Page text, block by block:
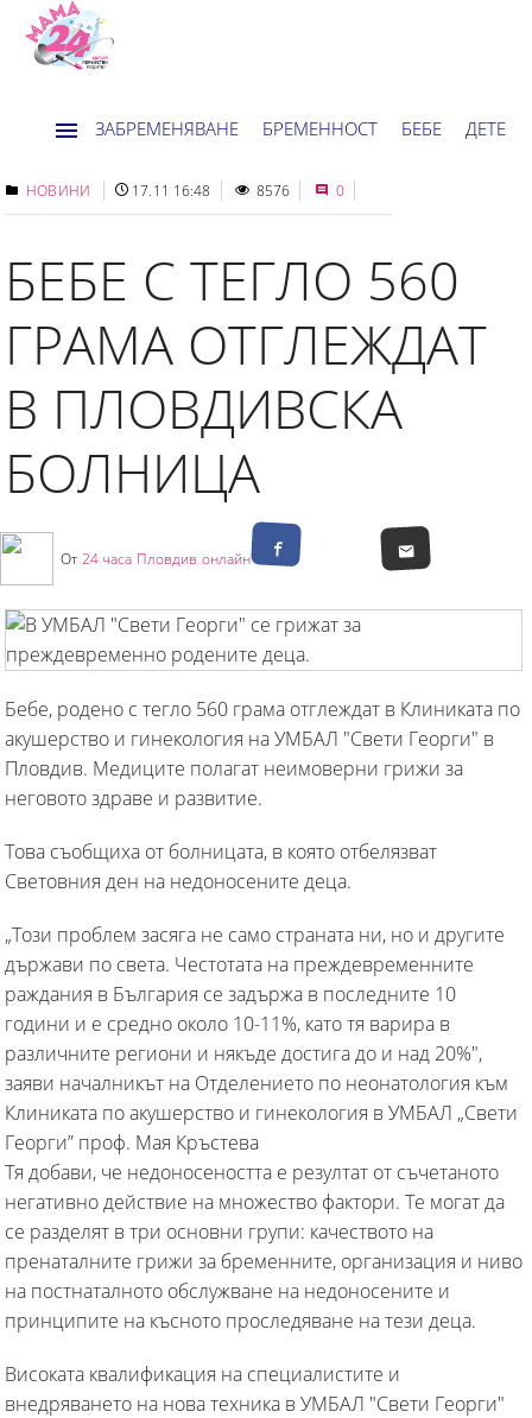
ЗАБРЕМЕНЯВАНЕ БРЕМЕННОСТ БЕБЕ ДЕТЕ
ДОМ НОВИНИ ХОРОСКОП
НОВИНИ 17.11 16:48 8576 0
БЕБЕ С ТЕГЛО 560
ГРАМА ОТГЛЕЖДАТ
В ПЛОВДИВСКА
БОЛНИЦА
От 24 часа Пловдив онлайн
Бебе, родено с тегло 560 грама отглеждат в Клиниката по
акушерство и гинекология на УМБАЛ "Свети Георги" в
Пловдив. Медиците полагат неимоверни грижи за
неговото здраве и развитие.
Това съобщиха от болницата, в която отбелязват
Световния ден на недоносените деца.
„Този проблем засяга не само страната ни, но и другите
държави по света. Честотата на преждевременните
раждания в България се задържа в последните 10
години и е средно около 10-11%, като тя варира в
различните региони и някъде достига до и над 20%",
заяви началникът на Отделението по неонатология към
Клиниката по акушерство и гинекология в УМБАЛ „Свети
Георги” проф. Мая Кръстева
Тя добави, че недоносеността е резултат от съчетаното
негативно действие на множество фактори. Те могат да
се разделят в три основни групи: качеството на
пренаталните грижи за бременните, организация и ниво
на постнаталното обслужване на недоносените и
принципите на късното проследяване на тези деца.
Високата квалификация на специалистите и
внедряването на нова техника в УМБАЛ "Свети Георги"